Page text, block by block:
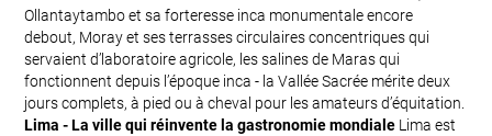
Ollantaytambo et sa forteresse inca monumentale encore
debout, Moray et ses terrasses circulaires concentriques qui
servaient d’laboratoire agricole, les salines de Maras qui
fonctionnent depuis l’époque inca - la Vallée Sacrée mérite deux
jours complets, à pied ou à cheval pour les amateurs d’équitation.
Lima - La ville qui réinvente la gastronomie mondiale Lima est